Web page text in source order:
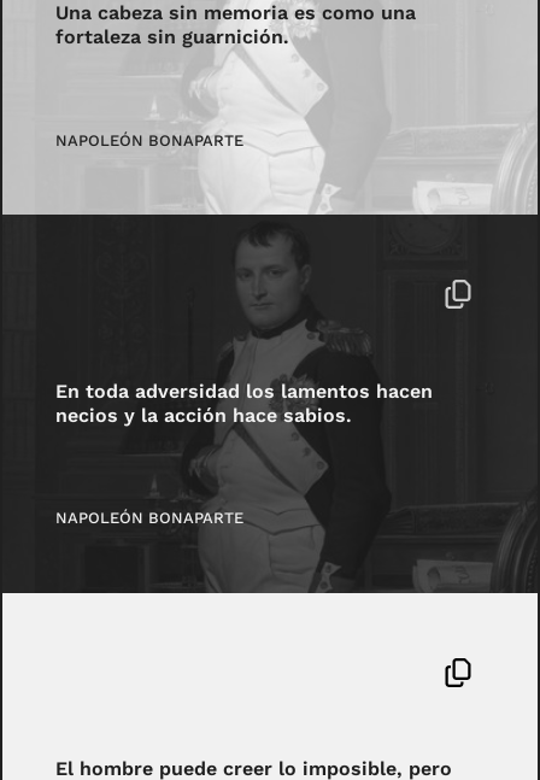
Una cabeza sin memoria es como una
fortaleza sin guarnición.
NAPOLEÓN BONAPARTE
En toda adversidad los lamentos hacen
necios y la acción hace sabios.
NAPOLEÓN BONAPARTE
El hombre puede creer lo imposible, pero